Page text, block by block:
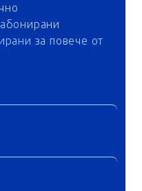
за повече от